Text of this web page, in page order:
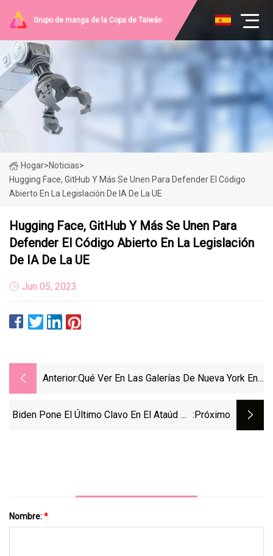
Grupo de manga de la Copa de Taiwán
Hogar>Noticias>
Hugging Face, GitHub Y Más Se Unen Para Defender El Código
Abierto En La Legislación De IA De La UE
Hugging Face, GitHub Y Más Se Unen Para
Defender El Código Abierto En La Legislación
De IA De La UE
Jun 05, 2023
Anterior:Qué Ver En Las Galerías De Nueva York En
Biden Pone El Último Clavo En El Ataúd De :próximo
Nombre:*